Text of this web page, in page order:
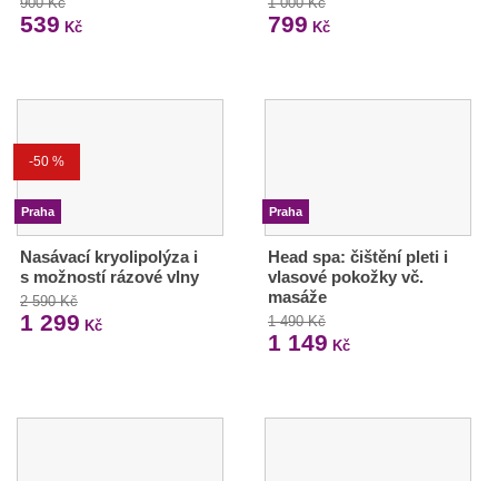
539 Kč 799 Kč
-50 %
Praha
Nasávací kryolipolýza i
s možností rázové vlny
2 590 Kč
1 299 Kč
Praha
Head spa: čištění pleti i
vlasové pokožky vč.
masáže
1 490 Kč
1 149 Kč